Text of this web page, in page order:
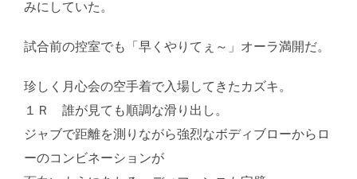
みにしていた。
試合前の控室でも「早くやりてぇ～」オーラ満開だ。
珍しく月心会の空手着で入場してきたカズキ。
１Ｒ 誰が見ても順調な滑り出し。
ジャブで距離を測りながら強烈なボディブローからロ
ーのコンビネーションが